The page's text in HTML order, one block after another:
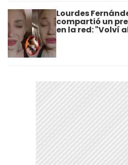
Lourdes
compartió un
en la red: "Volví